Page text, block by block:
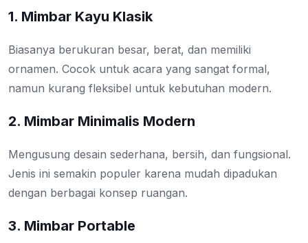
1. Mimbar Kayu Klasik
Biasanya berukuran besar, berat, dan memiliki
ornamen. Cocok untuk acara yang sangat formal,
namun kurang fleksibel untuk kebutuhan modern.
2. Mimbar Minimalis Modern
Mengusung desain sederhana, bersih, dan fungsional.
Jenis ini semakin populer karena mudah dipadukan
dengan berbagai konsep ruangan.
3. Mimbar Portable